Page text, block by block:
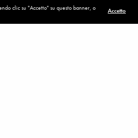
clic su "Accetto" su questo banner, o Accetto